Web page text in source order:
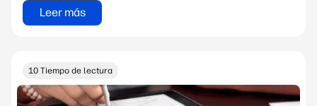
Leer más
10 Tiempo de lectura